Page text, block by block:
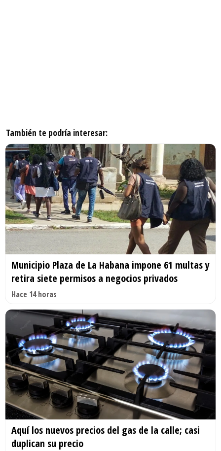
También te podría interesar:
Municipio Plaza de La Habana impone 61 multas y
retira siete permisos a negocios privados
Hace 14 horas
Aquí los nuevos precios del gas de la calle; casi
duplican su precio